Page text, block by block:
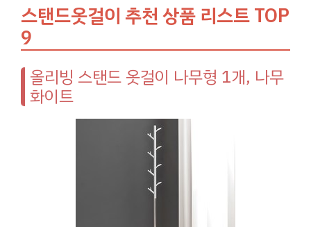
스탠드옷걸이 추천 상품 리스트 TOP
9
올리빙 스탠드 옷걸이 나무형 1개, 나무
화이트